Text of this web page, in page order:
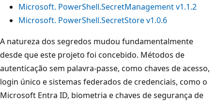
Microsoft. PowerShell.SecretManagement v1.1.2
Microsoft. PowerShell.SecretStore v1.0.6
A natureza dos segredos mudou fundamentalmente
desde que este projeto foi concebido. Métodos de
autenticação sem palavra-passe, como chaves de acesso,
login único e sistemas federados de credenciais, como o
Microsoft Entra ID, biometria e chaves de segurança de